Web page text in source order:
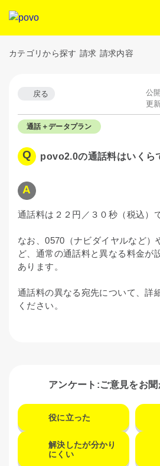
カテゴリから探す 請求 請求内容
戻る
公
更
通話＋データプラン
povo2.0の通話料はいくら
通話料は２２円／３０秒（税込）
なお、0570（ナビダイヤルなど）
ど、通常の通話料と異なる料金が
あります。
通話料の異なる宛先について、詳
ください。
アンケート:ご意見をお
役に立った
解決したが分かり
にくい